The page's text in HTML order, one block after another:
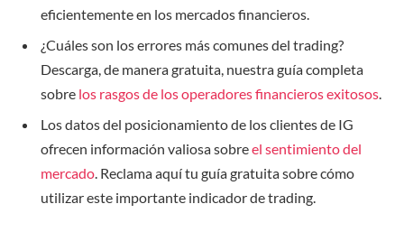
eficientemente en los mercados financieros.
¿Cuáles son los errores más comunes del trading?
Descarga, de manera gratuita, nuestra guía completa
sobre los rasgos de los operadores financieros exitosos.
Los datos del posicionamiento de los clientes de IG
ofrecen información valiosa sobreel sentimiento del
mercado. Reclama aquí tu guía gratuita sobre cómo
utilizar este importante indicador de trading.